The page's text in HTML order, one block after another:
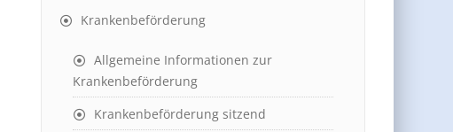
Krankenbeförderung
Allgemeine Informationen zur
Krankenbeförderung
Krankenbeförderung sitzend